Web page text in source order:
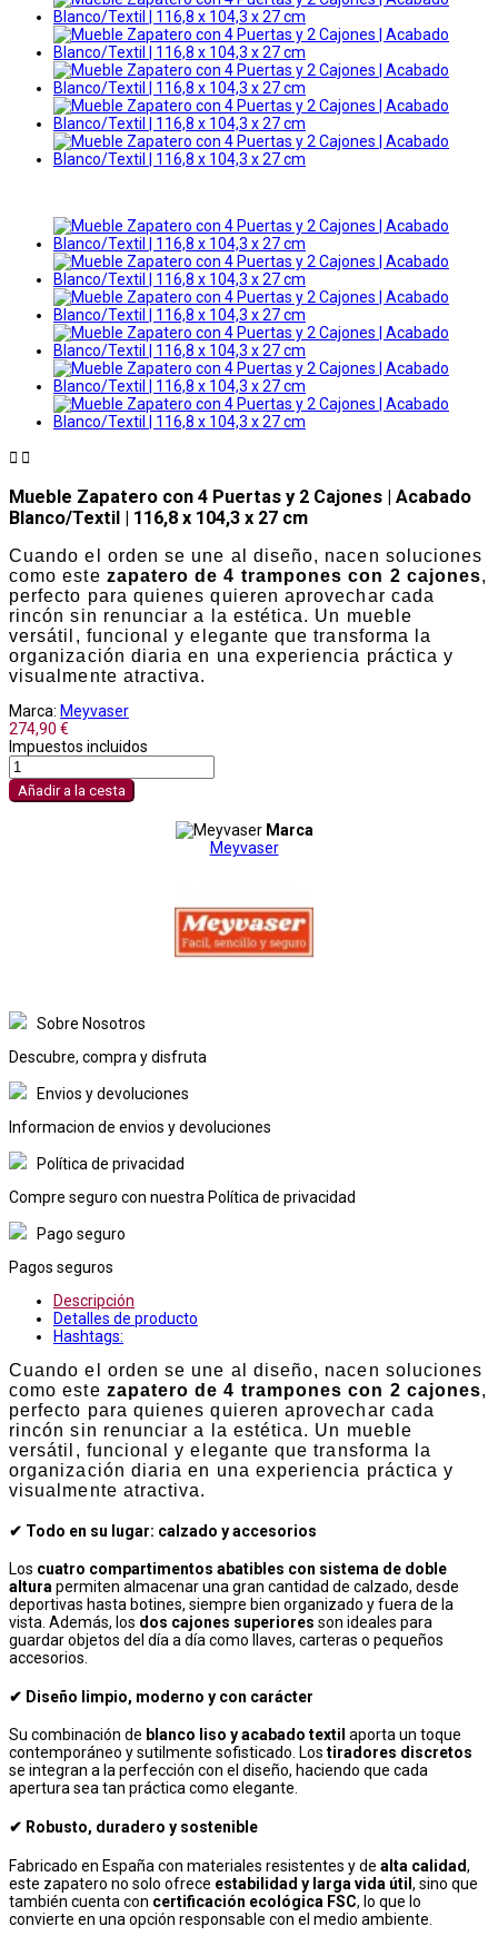
 
Mueble Zapatero con 4 Puertas y 2 Cajones | Acabado
Blanco/Textil | 116,8 x 104,3 x 27 cm
Cuando el orden se une al diseño, nacen soluciones
como este zapatero de 4 trampones con 2 cajones,
perfecto para quienes quieren aprovechar cada
rincón sin renunciar a la estética. Un mueble
versátil, funcional y elegante que transforma la
organización diaria en una experiencia práctica y
visualmente atractiva.
Marca: Meyvaser
274,90 €
Impuestos incluidos
Añadir a la cesta
Marca
Meyvaser
Sobre Nosotros
Descubre, compra y disfruta
Envios y devoluciones
Informacion de envios y devoluciones
Política de privacidad
Compre seguro con nuestra Política de privacidad
Pago seguro
Pagos seguros
Descripción
Detalles de producto
Hashtags:
Cuando el orden se une al diseño, nacen soluciones
como este zapatero de 4 trampones con 2 cajones,
perfecto para quienes quieren aprovechar cada
rincón sin renunciar a la estética. Un mueble
versátil, funcional y elegante que transforma la
organización diaria en una experiencia práctica y
visualmente atractiva.
✔ Todo en su lugar: calzado y accesorios
Los cuatro compartimentos abatibles con sistema de doble
altura permiten almacenar una gran cantidad de calzado, desde
deportivas hasta botines, siempre bien organizado y fuera de la
vista. Además, los dos cajones superiores son ideales para
guardar objetos del día a día como llaves, carteras o pequeños
accesorios.
✔ Diseño limpio, moderno y con carácter
Su combinación de blanco liso y acabado textil aporta un toque
contemporáneo y sutilmente sofisticado. Los tiradores discretos
se integran a la perfección con el diseño, haciendo que cada
apertura sea tan práctica como elegante.
✔ Robusto, duradero y sostenible
Fabricado en España con materiales resistentes y de alta calidad,
este zapatero no solo ofrece estabilidad y larga vida útil , sino que
también cuenta con certificación ecológica FSC, lo que lo
convierte en una opción responsable con el medio ambiente.